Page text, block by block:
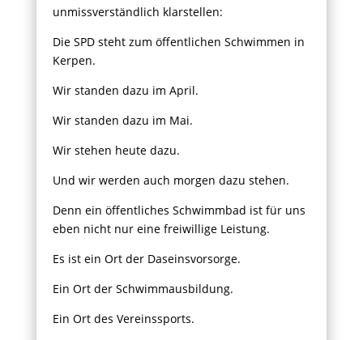
unmissverständlich klarstellen:
Die SPD steht zum öffentlichen Schwimmen in
Kerpen.
Wir standen dazu im April.
Wir standen dazu im Mai.
Wir stehen heute dazu.
Und wir werden auch morgen dazu stehen.
Denn ein öffentliches Schwimmbad ist für uns
eben nicht nur eine freiwillige Leistung.
Es ist ein Ort der Daseinsvorsorge.
Ein Ort der Schwimmausbildung.
Ein Ort des Vereinssports.